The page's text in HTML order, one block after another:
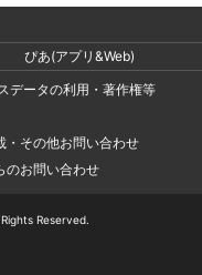
ぴあ(アプリ&Web)
データの利用・著作権等
・その他お問い合わせ
のお問い合わせ
Reserved.